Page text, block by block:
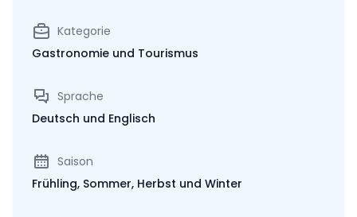
Kategorie
Gastronomie und Tourismus
Sprache
Deutsch und Englisch
Saison
Frühling, Sommer, Herbst und Winter